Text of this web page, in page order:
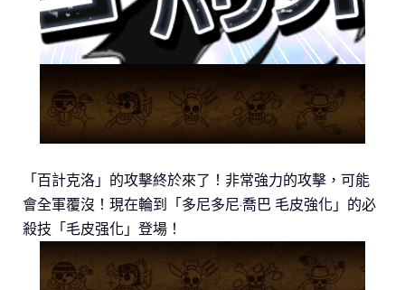
「百計克洛」的攻擊終於來了！非常強力的攻擊，可能
會全軍覆沒！現在輪到「多尼多尼·喬巴 毛皮強化」的必
殺技「毛皮强化」登場！